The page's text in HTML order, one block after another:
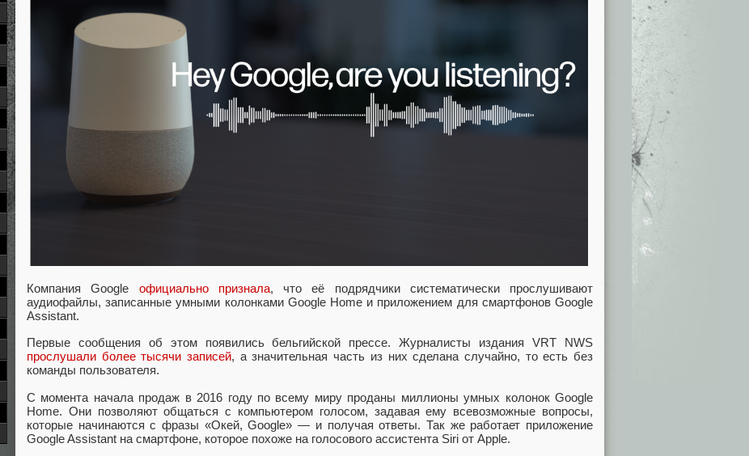
Компания Google официально признала, что её подрядчики систематически прослушивают
аудиофайлы, записанные умными колонками Google Home и приложением для смартфонов Google
Assistant.
Первые сообщения об этом появились бельгийской прессе. Журналисты издания VRT NWS
прослушали более тысячи записей, а значительная часть из них сделана случайно, то есть без
команды пользователя.
С момента начала продаж в 2016 году по всему миру проданы миллионы умных колонок Google
Home. Они позволяют общаться с компьютером голосом, задавая ему всевозможные вопросы,
которые начинаются с фразы «Окей, Google» — и получая ответы. Так же работает приложение
Google Assistant на смартфоне, которое похоже на голосового ассистента Siri от Apple.